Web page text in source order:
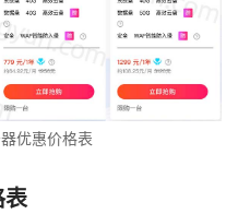
优惠价格表